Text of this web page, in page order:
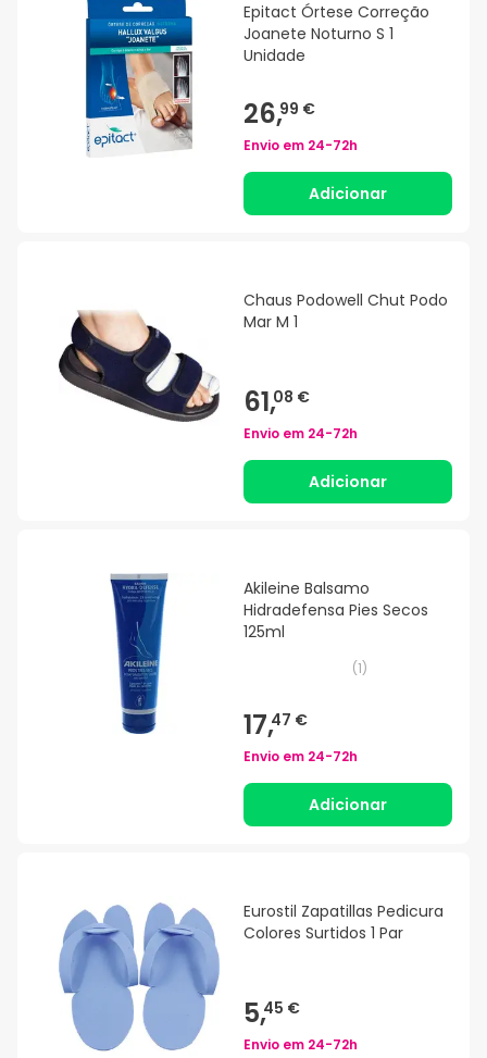
Epitact Órtese Correção
Joanete Noturno S 1
Unidade
26,99 €
Envio em 24-72h
Adicionar
Chaus Podowell Chut Podo
Mar M 1
61,08 €
Envio em 24-72h
Adicionar
Akileine Balsamo
Hidradefensa Pies Secos
125ml
(1)
17,47 €
Envio em 24-72h
Adicionar
Eurostil Zapatillas Pedicura
Colores Surtidos 1 Par
5,45 €
Envio em 24-72h